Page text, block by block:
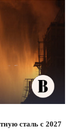
сталь с 2027